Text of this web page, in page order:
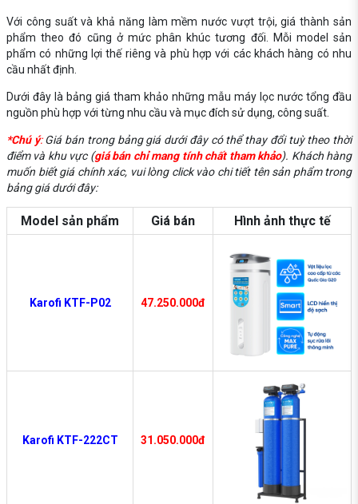
Với công suất và khả năng làm mềm nước vượt trội, giá thành sản
phẩm theo đó cũng ở mức phân khúc tương đối. Mỗi model sản
phẩm có những lợi thế riêng và phù hợp với các khách hàng có nhu
cầu nhất định.
Dưới đây là bảng giá tham khảo những mẫu máy lọc nước tổng đầu
nguồn phù hợp với từng nhu cầu và mục đích sử dụng, công suất.
*Chú ý:Giá bán trong bảng giá dưới đây có thể thay đổi tuỳ theo thời
điểm và khu vực (giá bán chỉ mang tính chất tham khảo). Khách hàng
muốn biết giá chính xác, vui lòng click vào chi tiết tên sản phẩm trong
bảng giá dưới đây:
Model sản phẩm Giá bán Hình ảnh thực tế
Karofi KTF-P02 47.250.000đ
Karofi KTF-222CT 31.050.000đ